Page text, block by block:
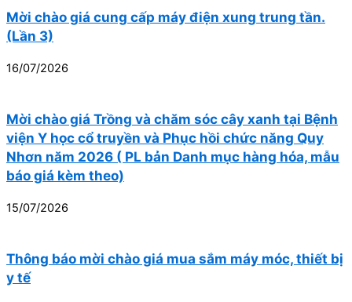
Mời chào giá cung cấp máy điện xung trung tần.
(Lần 3)
16/07/2026
Mời chào giá Trồng và chăm sóc cây xanh tại Bệnh
viện Y học cổ truyền và Phục hồi chức năng Quy
Nhơn năm 2026 ( PL bản Danh mục hàng hóa, mẫu
báo giá kèm theo)
15/07/2026
Thông báo mời chào giá mua sắm máy móc, thiết bị
y tế